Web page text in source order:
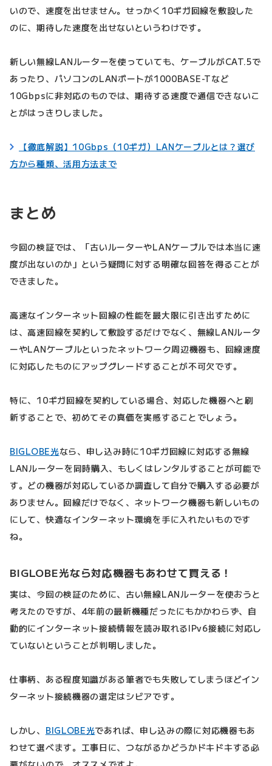
いので、速度を出せません。せっかく10ギガ回線を敷設した
のに、期待した速度を出せないというわけです。
新しい無線LANルーターを使っていても、ケーブルがCAT.5で
あったり、パソコンのLANポートが1000BASE-Tなど
10Gbpsに非対応のものでは、期待する速度で通信できないこ
とがはっきりしました。
【徹底解説】10Gbps（10ギガ）LANケーブルとは？選び
方から種類、活用方法まで
まとめ
今回の検証では、「古いルーターやLANケーブルでは本当に速
度が出ないのか」という疑問に対する明確な回答を得ることが
できました。
高速なインターネット回線の性能を最大限に引き出すために
は、高速回線を契約して敷設するだけでなく、無線LANルータ
ーやLANケーブルといったネットワーク周辺機器も、回線速度
に対応したものにアップグレードすることが不可欠です。
特に、10ギガ回線を契約している場合、対応した機器へと刷
新することで、初めてその真価を実感することでしょう。
BIGLOBE光なら、申し込み時に10ギガ回線に対応する無線
LANルーターを同時購入、もしくはレンタルすることが可能で
す。どの機器が対応しているか調査して自分で購入する必要が
ありません。回線だけでなく、ネットワーク機器も新しいもの
にして、快適なインターネット環境を手に入れたいものです
ね。
BIGLOBE光なら対応機器もあわせて買える！
実は、今回の検証のために、古い無線LANルーターを使おうと
考えたのですが、4年前の最新機種だったにもかかわらず、自
動的にインターネット接続情報を読み取れるIPv6接続に対応し
ていないということが判明しました。
仕事柄、ある程度知識がある筆者でも失敗してしまうほどイン
ターネット接続機器の選定はシビアです。
しかし、 BIGLOBE光であれば、申し込みの際に対応機器もあ
わせて選べます。工事日に、つながるかどうかドキドキする必